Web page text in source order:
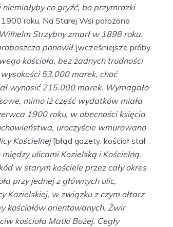
co gryźć, bo przymrozki
roku. Na Starej Wsi położono
Strzybny zmarł w 1898 roku.
ponowił[wcześniejsze próby
kościoła, bez żadnych trudności
53.000 marek, choć
wynosić 215.000 marek. Wymagało
mimo iż część wydatków miała
1900 roku, w obecności księcia
uroczyście wmurowano
Kościelnej[błąd gazety, kościół stał
ulicami Kozielską i Kościelną.
w starym kościele przez cały okres
przy jednej z głównych ulic,
Kozielskiej, w związku z czym ołtarz
kościołów orientowanych. Żwir
kościoła Matki Bożej. Cegły